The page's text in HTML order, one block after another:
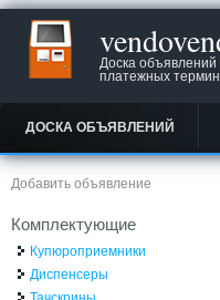
Доска
платежных
ДОСКА ОБЪЯВЛЕНИЙ
Добавить объявление
Комплектующие
Купюроприемники
Диспенсеры
Тачскрины